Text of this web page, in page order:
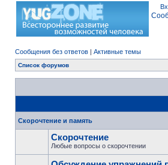
Сообщения без ответов | Активные темы
Список форумов
Скорочтение и память
Скорочтение
Любые вопросы о скорочтении